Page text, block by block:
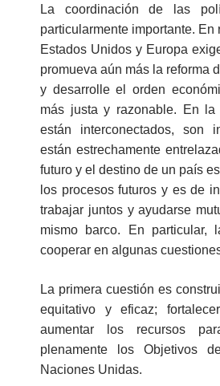
La coordinación de las
particularmente importante.
Estados Unidos y Europa
promueva aún más la reforma
y desarrolle el orden
más justa y razonable. En
están interconectados, son
están estrechamente
futuro y el destino de un país
los procesos futuros y es de
trabajar juntos y ayudarse
mismo barco. En particular,
cooperar en algunas
La primera cuestión es
equitativo y eficaz;
aumentar los recursos
plenamente los Objetivos
Naciones Unidas.